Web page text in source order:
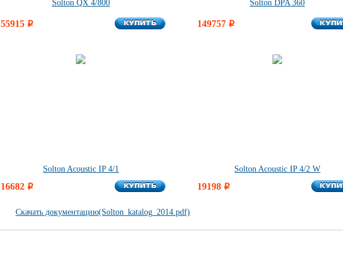
Solton QX 4/800
55915 i КУПИТЬ
КУПИТЬ
Solton DPA 360
149757 i
Solton Acoustic IP 4/1
16682 i КУПИТЬ
КУПИТЬ
Solton Acoustic IP 4/2 W
19198 i
Скачать документацию(Solton_katalog_2014.pdf)